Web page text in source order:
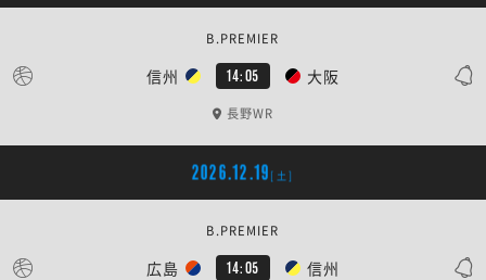
信州 14:05 大阪
B.PREMIER
長野WR
2026.12.19 [土]
広島 14:05 信州
B.PREMIER